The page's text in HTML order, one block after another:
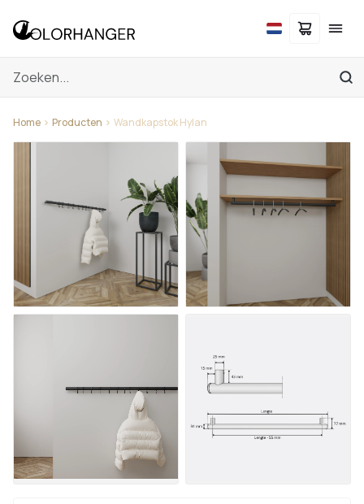
Home Producten Wandkapstok Hylan